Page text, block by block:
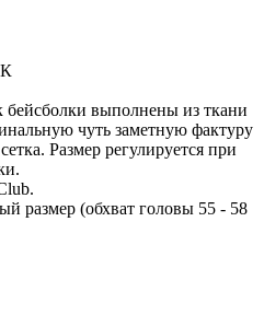
бейсболки выполнены из ткани
чуть заметную фактуру
Размер регулируется при
размер (обхват головы 55 - 58